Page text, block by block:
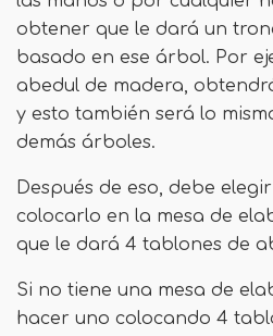
obtener que le dará un
basado en ese árbol. Por
abedul de madera,
y esto también será lo
demás árboles.
Después de eso, debe
colocarlo en la mesa de
que le dará 4 tablones de
Si no tiene una mesa de
hacer uno colocando 4